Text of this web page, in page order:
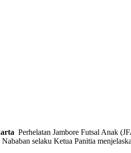
Perhelatan Jambore Futsal Anak
selaku Ketua Panitia